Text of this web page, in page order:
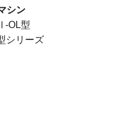
シン
OL型
シリーズ